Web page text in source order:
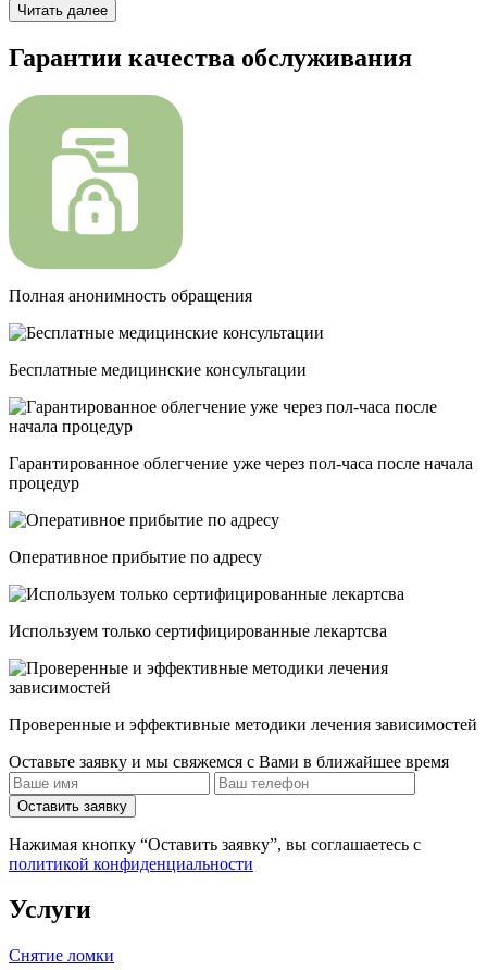
Читать далее
Гарантии качества обслуживания
Полная анонимность обращения
Бесплатные медицинские консультации
Гарантированное облегчение уже через пол-часа после начала
процедур
Опеpативное прибытие по адресу
Используем только сертифицированные лекартсва
Проверенные и эффективные методики лечения зависимостей
Оставьте заявку и мы свяжемся с Вами в ближайшее время
Оставить заявку
Нажимая кнопку “Оставить заявку”, вы соглашаетесь с
политикой конфиденциальности
Услуги
Снятие ломки